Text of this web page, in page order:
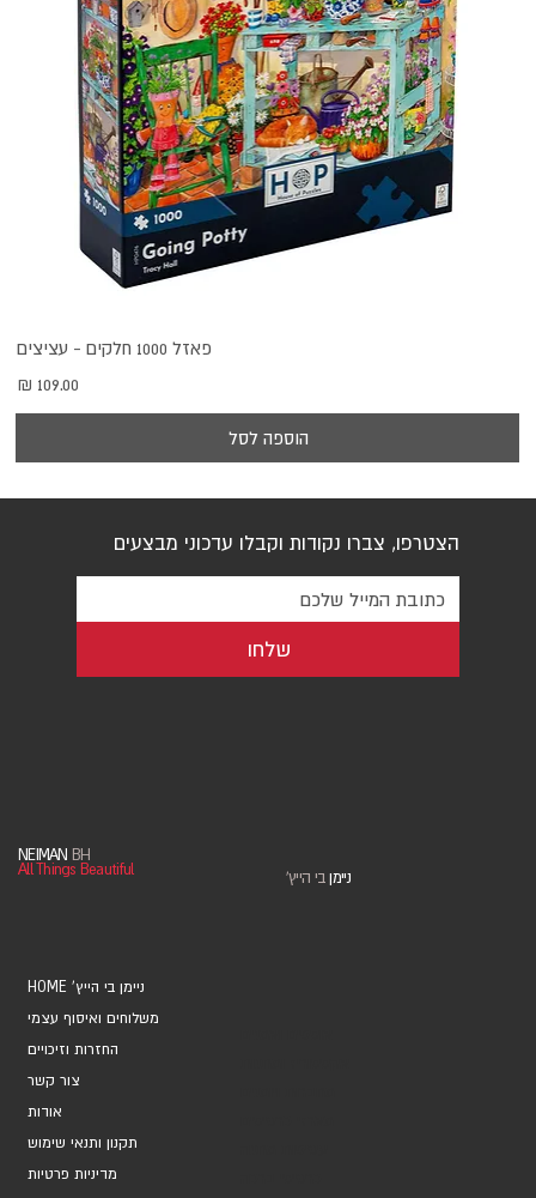
פאזל 1000 חלקים - עציצים
מחיר
הוספה לסל
HOME 'ניימן בי הייץ
משלוחים ואיסוף עצמי
החזרות וזיכויים
צור קשר
אודות
תקנון ותנאי שימוש
מדיניות פרטיות
הצטרפו, צברו נקודות וקבלו עדכוני מבצעים
שלחו
NEIMAN BH
All Things Beautiful
' ניימן בי הייץ